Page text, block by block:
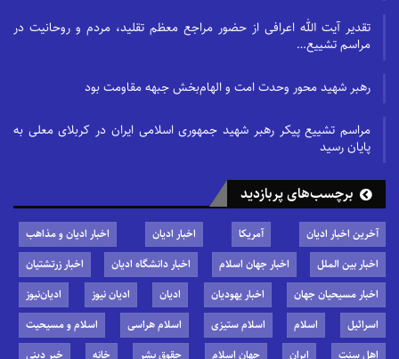
تقدیر آیت الله اعرافی از حضور مراجع معظم تقلید، مردم و روحانیت در
مراسم تشییع…
رهبر شهید محور وحدت امت و الهام‌بخش جبهه مقاومت بود
مراسم تشییع پیکر رهبر شهید جمهوری اسلامی ایران در کربلای معلی به
پایان رسید
برچسب‌های پربازدید
آخرین اخبار ادیان آمریکا اخبار ادیان
اخبار ادیان و مذاهب
اخبار بین الملل
اخبار جهان اسلام اخبار دانشگاه ادیان
اخبار زرتشتیان
اخبار مسیحیان جهان
اخبار یهودیان ادیان ادیان نیوز
ادیان‌نیوز
اسرائیل
اسلام اسلام ستیزی اسلام هراسی
اسلام و مسیحیت
اهل سنت
ایران جهان اسلام حقوق بشر خانه خبر دینی